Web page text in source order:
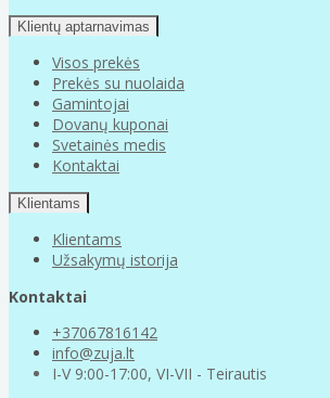
Klientų aptarnavimas
Visos prekės
Prekės su nuolaida
Gamintojai
Dovanų kuponai
Svetainės medis
Kontaktai
Klientams
Klientams
Užsakymų istorija
Kontaktai
+37067816142
info@zuja.lt
I-V 9:00-17:00, VI-VII - Teirautis